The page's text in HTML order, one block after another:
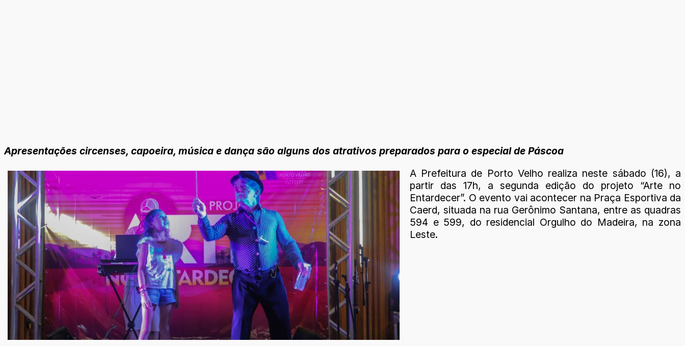
Apresentações circenses, capoeira, música e dança são alguns dos atrativos preparados para o especial de Páscoa
A Prefeitura de Porto Velho realiza neste sábado (16), a
partir das 17h, a segunda edição do projeto “Arte no
Entardecer”. O evento vai acontecer na Praça Esportiva da
Caerd, situada na rua Gerônimo Santana, entre as quadras
594 e 599, do residencial Orgulho do Madeira, na zona
Leste.